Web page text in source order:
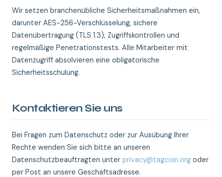
Wir setzen branchenübliche Sicherheitsmaßnahmen ein,
darunter AES-256-Verschlüsselung, sichere
Datenübertragung (TLS 1.3), Zugriffskontrollen und
regelmäßige Penetrationstests. Alle Mitarbeiter mit
Datenzugriff absolvieren eine obligatorische
Sicherheitsschulung.
Kontaktieren Sie uns
Bei Fragen zum Datenschutz oder zur Ausübung Ihrer
Rechte wenden Sie sich bitte an unseren
Datenschutzbeauftragten unter privacy@tagcoin.org oder
per Post an unsere Geschäftsadresse.